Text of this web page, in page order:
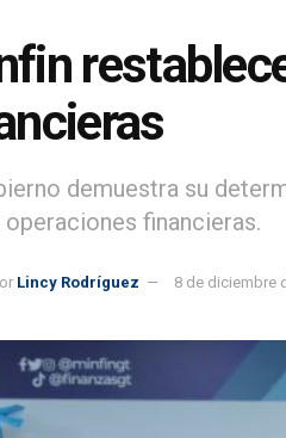
demuestra su
operaciones financieras.
Lincy Rodríguez 8 de diciembre